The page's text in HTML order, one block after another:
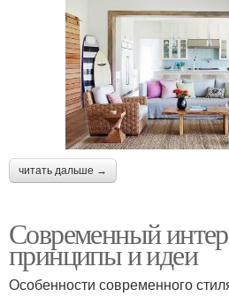
читать дальше →
Современный
принципы и идеи
Особенности современного